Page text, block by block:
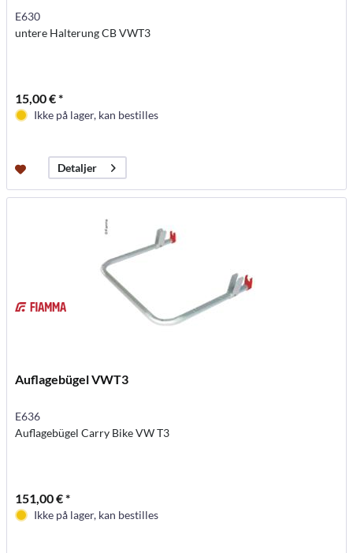
E630
untere Halterung CB VWT3
15,00 € *
Ikke på lager, kan bestilles
Detaljer
Auflagebügel VWT3
E636
Auflagebügel Carry Bike VW T3
151,00 € *
Ikke på lager, kan bestilles